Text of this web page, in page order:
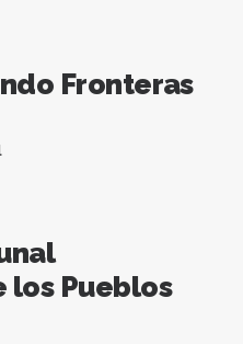
Fronteras
los Pueblos